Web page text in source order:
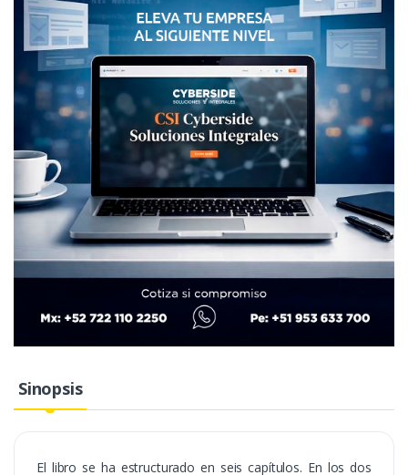
Sinopsis
El libro se ha estructurado en seis capítulos. En los dos